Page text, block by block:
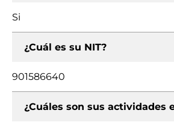
Si
¿Cuál es su NIT?
901586640
¿Cuáles son sus actividades